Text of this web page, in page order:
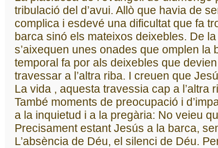
tribulació del d’avui. Allò que havia de
complica i esdevé una dificultat que fa
barca sinó els mateixos deixebles. De
s’aixequen unes onades que omplen la
temporal fa por als deixebles que
travessar a l’altra riba. I creuen que
La vida , aquesta travessia cap a l’altra
També moments de preocupació i
a la inquietud i a la pregària: No veieu
Precisament estant Jesús a la barca,
L’absència de Déu, el silenci de Déu.